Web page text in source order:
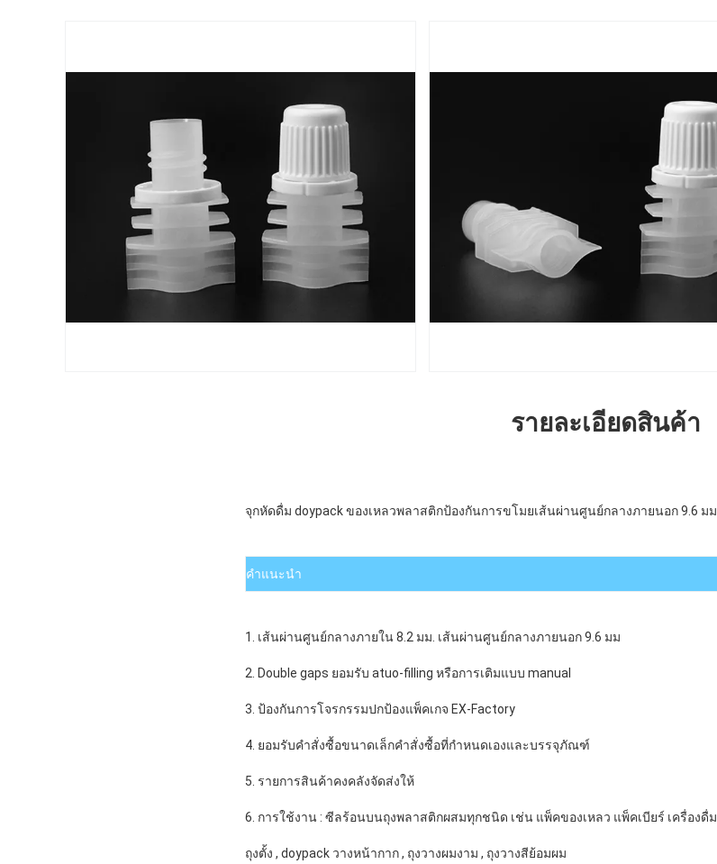
รายละเอียดสินค้า
จุกหัดดื่ม doypack ของเหลวพลาสติกป้องกันการขโมยเส้นผ่านศูนย์กลางภายนอก 9.6 มม
คำแนะนำ
1. เส้นผ่านศูนย์กลางภายใน 8.2 มม. เส้นผ่านศูนย์กลางภายนอก 9.6 มม
2. Double gaps ยอมรับ atuo-filling หรือการเติมแบบ manual
3. ป้องกันการโจรกรรมปกป้องแพ็คเกจ EX-Factory
4. ยอมรับคำสั่งซื้อขนาดเล็กคำสั่งซื้อที่กำหนดเองและบรรจุภัณฑ์
5. รายการสินค้าคงคลังจัดส่งให้
6. การใช้งาน : ซีลร้อนบนถุงพลาสติกผสมทุกชนิด เช่น แพ็คของเหลว แพ็คเบียร์ เครื่องดื่ม
ถุงตั้ง , doypack วางหน้ากาก , ถุงวางผมงาม , ถุงวางสีย้อมผม